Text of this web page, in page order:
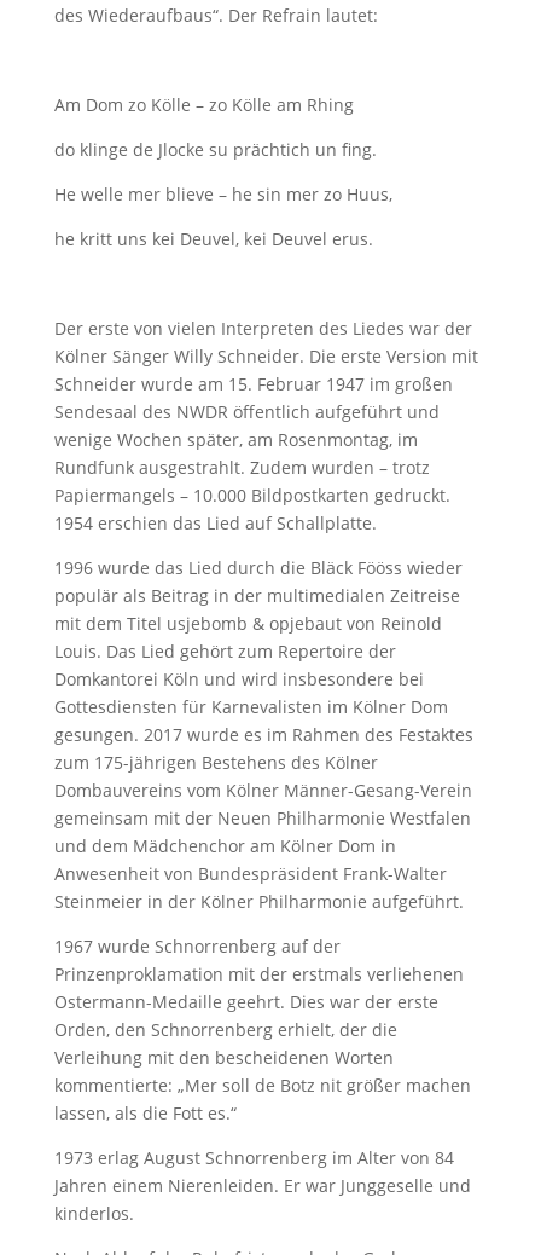
des Wiederaufbaus“. Der Refrain lautet:
Am Dom zo Kölle – zo Kölle am Rhing
do klinge de Jlocke su prächtich un fing.
He welle mer blieve – he sin mer zo Huus,
he kritt uns kei Deuvel, kei Deuvel erus.
Der erste von vielen Interpreten des Liedes war der
Kölner Sänger Willy Schneider. Die erste Version mit
Schneider wurde am 15. Februar 1947 im großen
Sendesaal des NWDR öffentlich aufgeführt und
wenige Wochen später, am Rosenmontag, im
Rundfunk ausgestrahlt. Zudem wurden – trotz
Papiermangels – 10.000 Bildpostkarten gedruckt.
1954 erschien das Lied auf Schallplatte.
1996 wurde das Lied durch die Bläck Fööss wieder
populär als Beitrag in der multimedialen Zeitreise
mit dem Titel usjebomb & opjebaut von Reinold
Louis. Das Lied gehört zum Repertoire der
Domkantorei Köln und wird insbesondere bei
Gottesdiensten für Karnevalisten im Kölner Dom
gesungen. 2017 wurde es im Rahmen des Festaktes
zum 175-jährigen Bestehens des Kölner
Dombauvereins vom Kölner Männer-Gesang-Verein
gemeinsam mit der Neuen Philharmonie Westfalen
und dem Mädchenchor am Kölner Dom in
Anwesenheit von Bundespräsident Frank-Walter
Steinmeier in der Kölner Philharmonie aufgeführt.
1967 wurde Schnorrenberg auf der
Prinzenproklamation mit der erstmals verliehenen
Ostermann-Medaille geehrt. Dies war der erste
Orden, den Schnorrenberg erhielt, der die
Verleihung mit den bescheidenen Worten
kommentierte: „Mer soll de Botz nit größer machen
lassen, als die Fott es.“
1973 erlag August Schnorrenberg im Alter von 84
Jahren einem Nierenleiden. Er war Junggeselle und
kinderlos.